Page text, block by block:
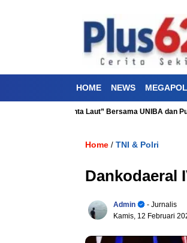
HOME NEWS
“Aku Cinta Laut” Bersama UNIBA dan
Home / TNI & Polri
Dankodaeral
Admin
- Jurnalis
Kamis, 12 Februari